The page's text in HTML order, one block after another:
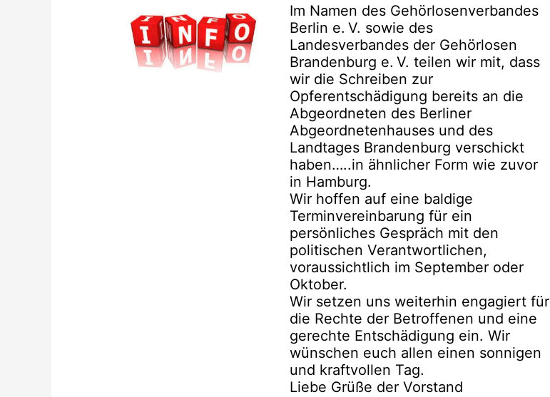
Im Namen des Gehörlosenverbandes
Berlin e. V. sowie des
Landesverbandes der Gehörlosen
Brandenburg e. V. teilen wir mit, dass
wir die Schreiben zur
Opferentschädigung bereits an die
Abgeordneten des Berliner
Abgeordnetenhauses und des
Landtages Brandenburg verschickt
haben…..in ähnlicher Form wie zuvor
in Hamburg.
Wir hoffen auf eine baldige
Terminvereinbarung für ein
persönliches Gespräch mit den
politischen Verantwortlichen,
voraussichtlich im September oder
Oktober.
Wir setzen uns weiterhin engagiert für
die Rechte der Betroffenen und eine
gerechte Entschädigung ein. Wir
wünschen euch allen einen sonnigen
und kraftvollen Tag.
Liebe Grüße der Vorstand